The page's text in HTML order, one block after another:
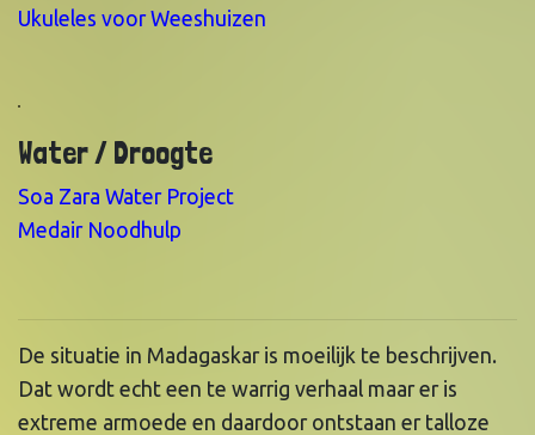
Ukuleles voor Weeshuizen
Water / Droogte
Soa Zara Water Project
Medair Noodhulp
De situatie in Madagaskar is moeilijk te beschrijven.
Dat wordt echt een te warrig verhaal maar er is
extreme armoede en daardoor ontstaan er talloze